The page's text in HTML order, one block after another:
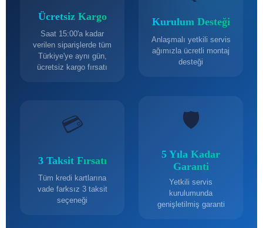
Ücretsiz Kargo
Saat 15:00'a kadar
verilen siparişlerde tüm
Türkiye'ye aynı gün,
ücretsiz kargo fırsatı
Kurulum Desteği
Anlaşmalı yetkili servis
ağımızla ücretli montaj
desteği
💳
3 Taksit Fırsatı
Tüm kredi kartlarına
vade farksız 3 taksit
seçeneği
🛡️
5 Yıla Kadar
Garanti
Yetkili servis
kurulumunda
genişletilmiş garanti